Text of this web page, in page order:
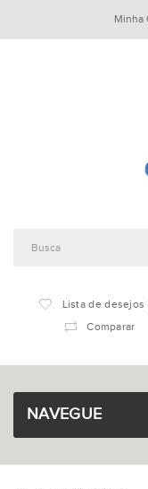
Minha
Lista de desejos
Comparar
NAVEGUE